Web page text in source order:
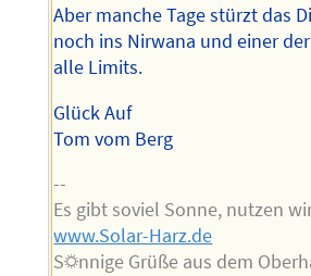
Aber manche Tage stürzt das
noch ins Nirwana und einer
alle Limits.
Glück Auf
Tom vom Berg
--
Es gibt soviel Sonne, nutzen
www.Solar-Harz.de
S☼nnige Grüße aus dem